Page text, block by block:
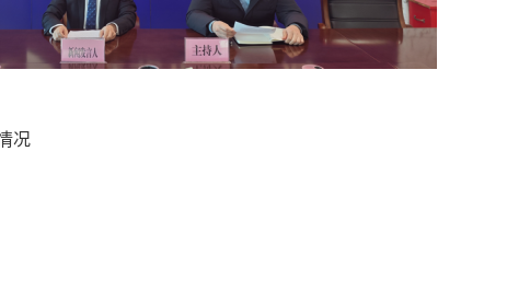
况